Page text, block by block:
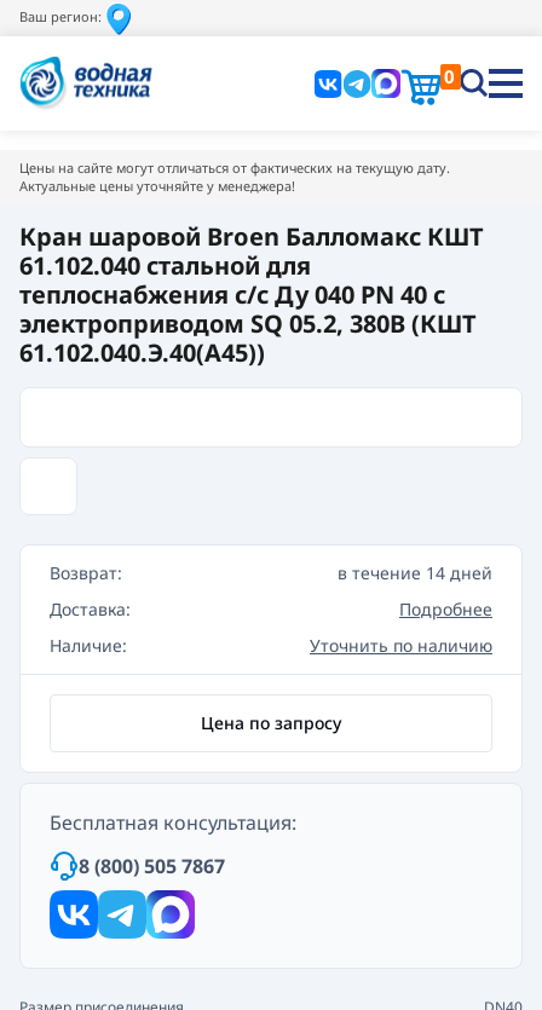
Ваш регион:
0
Цены на сайте могут отличаться от фактических на текущую дату.
Актуальные цены уточняйте у менеджера!
Кран шаровой Broen Балломакс КШТ
61.102.040 стальной для
теплоснабжения с/с Ду 040 PN 40 с
электроприводом SQ 05.2, 380В (КШТ
61.102.040.Э.40(А45))
Возврат:
в течение 14 дней
Доставка:
Подробнее
Наличие:
Уточнить по наличию
Цена по запросу
Бесплатная консультация:
8 (800) 505 7867